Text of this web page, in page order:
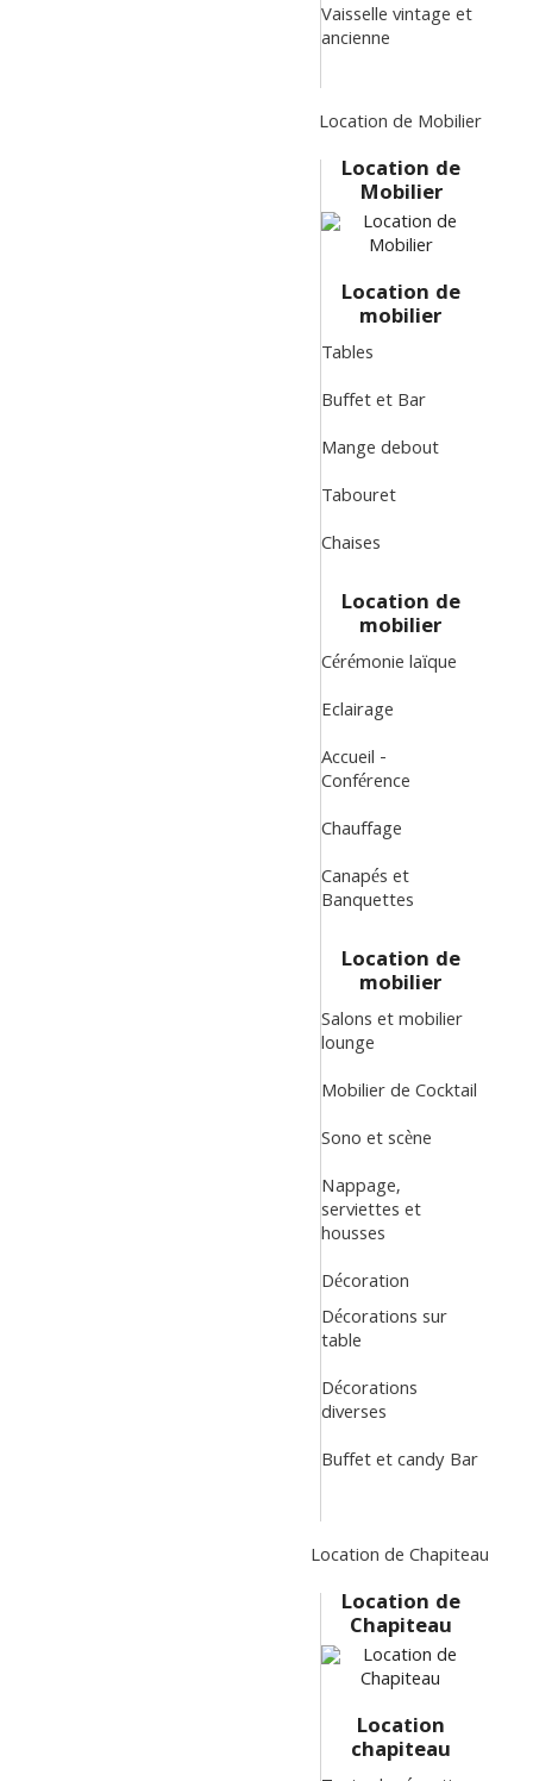
Vaisselle vintage et
ancienne
Location de Mobilier
Location de
Mobilier
Location de
mobilier
Tables
Buffet et Bar
Mange debout
Tabouret
Chaises
Location de
mobilier
Cérémonie laïque
Eclairage
Accueil -
Conférence
Chauffage
Canapés et
Banquettes
Location de
mobilier
Salons et mobilier
lounge
Mobilier de Cocktail
Sono et scène
Nappage,
serviettes et
housses
Décoration
Décorations sur
table
Décorations
diverses
Buffet et candy Bar
Location de Chapiteau
Location de
Chapiteau
Location
chapiteau